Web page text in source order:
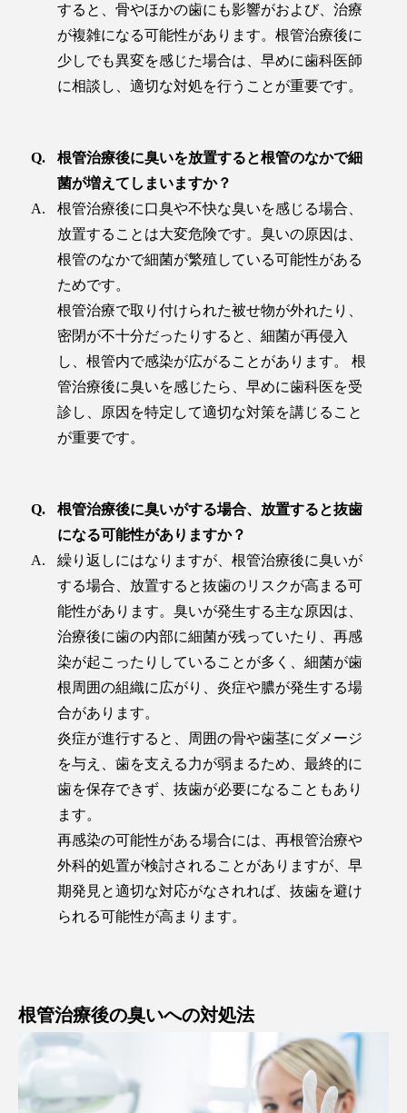
すると、骨やほかの歯にも影響がおよび、治療
が複雑になる可能性があります。根管治療後に
少しでも異変を感じた場合は、早めに歯科医師
に相談し、適切な対処を行うことが重要です。
根管治療後に臭いを放置すると根管のなかで細
菌が増えてしまいますか？
根管治療後に口臭や不快な臭いを感じる場合、
放置することは大変危険です。臭いの原因は、
根管のなかで細菌が繁殖している可能性がある
ためです。
根管治療で取り付けられた被せ物が外れたり、
密閉が不十分だったりすると、細菌が再侵入
し、根管内で感染が広がることがあります。 根
管治療後に臭いを感じたら、早めに歯科医を受
診し、原因を特定して適切な対策を講じること
が重要です。
根管治療後に臭いがする場合、放置すると抜歯
になる可能性がありますか？
繰り返しにはなりますが、根管治療後に臭いが
する場合、放置すると抜歯のリスクが高まる可
能性があります。臭いが発生する主な原因は、
治療後に歯の内部に細菌が残っていたり、再感
染が起こったりしていることが多く、細菌が歯
根周囲の組織に広がり、炎症や膿が発生する場
合があります。
炎症が進行すると、周囲の骨や歯茎にダメージ
を与え、歯を支える力が弱まるため、最終的に
歯を保存できず、抜歯が必要になることもあり
ます。
再感染の可能性がある場合には、再根管治療や
外科的処置が検討されることがありますが、早
期発見と適切な対応がなされれば、抜歯を避け
られる可能性が高まります。
根管治療後の臭いへの対処法